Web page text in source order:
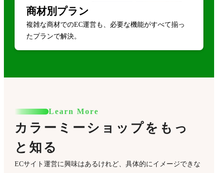
商材別プラン
複雑な商材でのEC運営も、必要な機能がすべて揃っ
たプランで解決。
Learn More
カラーミーショップをもっ
と知る
ECサイト運営に興味はあるけれど、具体的にイメージできな